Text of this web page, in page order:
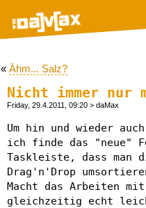
« Ähm... Salz?
Nicht immer nur
Friday, 29.4.2011, 09:20 > daMax
Um hin und wieder
ich finde das "neue"
Taskleiste, dass man
Drag'n'Drop
Macht das Arbeiten mit
gleichzeitig echt